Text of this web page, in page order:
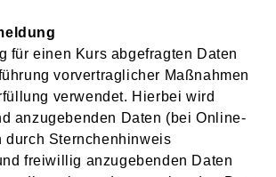
für einen Kurs abgefragten Daten
vorvertraglicher Maßnahmen
verwendet. Hierbei wird
anzugebenden Daten (bei Online-
durch Sternchenhinweis
freiwillig anzugebenden Daten